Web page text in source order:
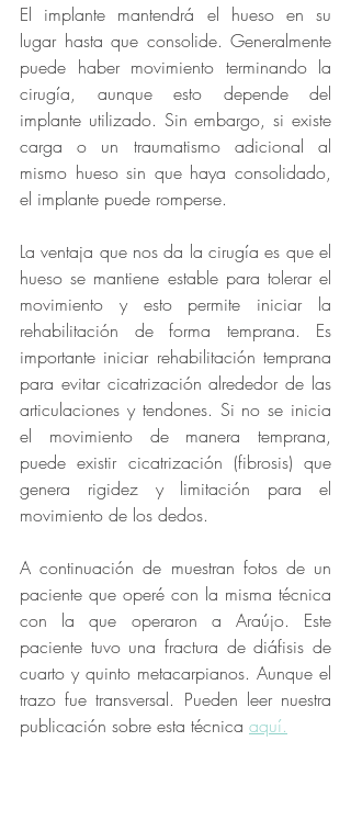
El implante mantendrá el hueso en su
lugar hasta que consolide. Generalmente
puede haber movimiento terminando la
cirugía, aunque esto depende del
implante utilizado. Sin embargo, si existe
carga o un traumatismo adicional al
mismo hueso sin que haya consolidado,
el implante puede romperse.
La ventaja que nos da la cirugía es que el
hueso se mantiene estable para tolerar el
movimiento y esto permite iniciar la
rehabilitación de forma temprana. Es
importante iniciar rehabilitación temprana
para evitar cicatrización alrededor de las
articulaciones y tendones. Si no se inicia
el movimiento de manera temprana,
puede existir cicatrización (fibrosis) que
genera rigidez y limitación para el
movimiento de los dedos.
A continuación de muestran fotos de un
paciente que operé con la misma técnica
con la que operaron a Araújo. Este
paciente tuvo una fractura de diáfisis de
cuarto y quinto metacarpianos. Aunque el
trazo fue transversal. Pueden leer nuestra
publicación sobre esta técnica aquí.